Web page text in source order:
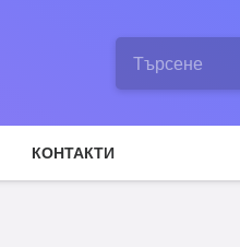
КОНТАКТИ